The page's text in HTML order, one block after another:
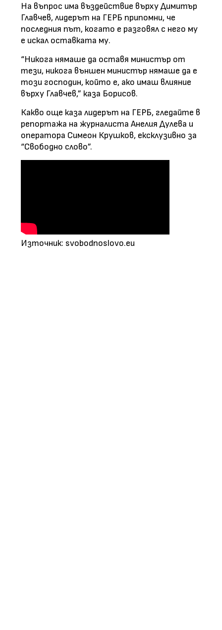
На въпрос има въздействие върху Димитър
Главчев, лидерът на ГЕРБ припомни, че
последния път, когато е разговял с него му
е искал оставката му.
“Никога нямаше да оставя министър от
тези, никога външен министър нямаше да е
този господин, който е, ако имаш влияние
върху Главчев,” каза Борисов.
Какво още каза лидерът на ГЕРБ, гледайте в
репортажа на журналиста Анелия Дулева и
оператора Симеон Крушков, ексклузивно за
“Свободно слово”.
Източник: svobodnoslovo.eu